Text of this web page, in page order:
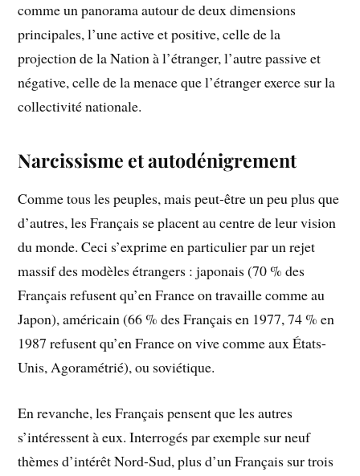
comme un panorama autour de deux dimensions
principales, l’une active et positive, celle de la
projection de la Nation à l’étranger, l’autre passive et
négative, celle de la menace que l’étranger exerce sur la
collectivité nationale.
Narcissisme et autodénigrement
Comme tous les peuples, mais peut-être un peu plus que
d’autres, les Français se placent au centre de leur vision
du monde. Ceci s’exprime en particulier par un rejet
massif des modèles étrangers : japonais (70 % des
Français refusent qu’en France on travaille comme au
Japon), américain (66 % des Français en 1977, 74 % en
1987 refusent qu’en France on vive comme aux États-
Unis, Agoramétrié), ou soviétique.
En revanche, les Français pensent que les autres
s’intéressent à eux. Interrogés par exemple sur neuf
thèmes d’intérêt Nord-Sud, plus d’un Français sur trois